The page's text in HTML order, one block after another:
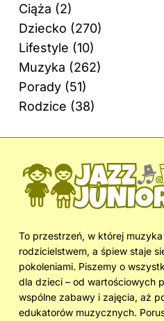
Ciąża (2)
Dziecko (270)
Lifestyle (10)
Muzyka (262)
Porady (51)
Rodzice (38)
To przestrzeń, w której
rodzicielstwem, a śpiew staje
pokoleniami. Piszemy o
dla dzieci – od wartościowych
wspólne zabawy i zajęcia, aż
edukatorów muzycznych.